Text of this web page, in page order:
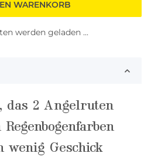
WARENKORB
werden geladen ...
das 2 Angelruten
wenig Geschick